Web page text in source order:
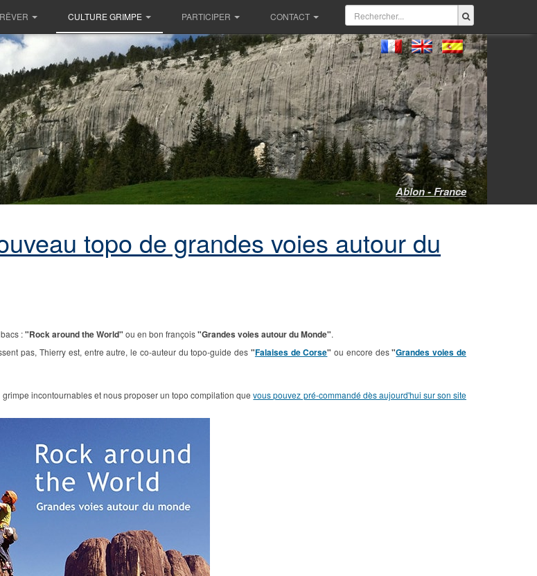
RÊVER CULTURE GRIMPE PARTICIPER CONTACT
Ablon - France
topo de grandes voies autour du
:"Rock around the World" ou en bon françois"Grandes voies autour du Monde".
pas, Thierry est, entre autre, le co-auteur du topo-guide des "Falaises de Corse" ou encore des"Grandes voies de
incontournables et nous proposer un topo compilation quevous pouvez pré-commandé dès aujourd'hui sur son site